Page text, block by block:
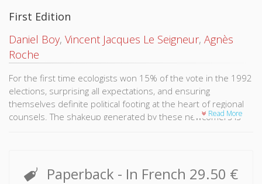
First Edition
Daniel Boy, Vincent Jacques Le Seigneur, Agnès
Roche
For the first time ecologists won 15% of the vote in the 1992
elections, surprising all expectations, and ensuring
themselves definite political footing at the heart of regional
counsels. The shakeup generated by these newcomers is
Read More
Paperback - In French 29.50 €